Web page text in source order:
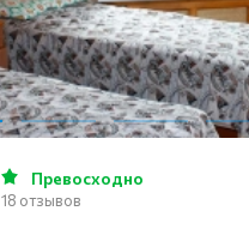
Превосходно
18 отзывов